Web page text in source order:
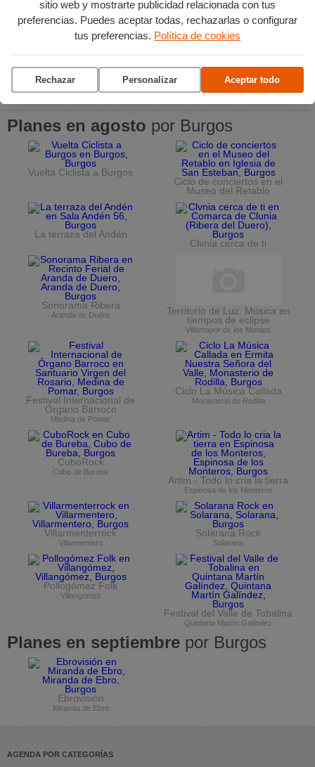
sitio web y mostrarte publicidad relacionada con tus
preferencias. Puedes aceptar todas, rechazarlas o configurar
tus preferencias. Política de cookies
Rechazar Personalizar Aceptar todo
Planes en agosto por Burgos
Vuelta Ciclista a Burgos
Ciclo de conciertos en el
Museo del Retablo
La terraza del Andén
Clvnia cerca de ti
Sonorama Ribera
Aranda de Duero
Territorio de Luz. Música en
tiempos de eclipse
Villamayor de los Montes
Festival Internacional de
Órgano Barroco
Medina de Pomar
Ciclo La Música Callada
Monasterio de Rodilla
CuboRock
Cubo de Bureba
Artim - Todo lo cria la tierra
Espinosa de los Monteros
Villarmenterrock
Villarmentero
Solarana Rock
Solarana
Pollogómez Folk
Villangómez
Festival del Valle de Tobalina
Quintana Martín Galíndez
Planes en septiembre por Burgos
Ebrovisión
Miranda de Ebro
AGENDA POR CATEGORÍAS